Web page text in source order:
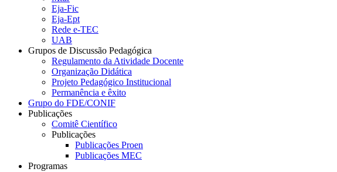
Eja-Fic
Eja-Ept
Rede e-TEC
UAB
Grupos de Discussão Pedagógica
Regulamento da Atividade Docente
Organização Didática
Projeto Pedagógico Institucional
Permanência e êxito
Grupo do FDE/CONIF
Publicações
Comitê Científico
Publicações
Publicações Proen
Publicações MEC
Programas